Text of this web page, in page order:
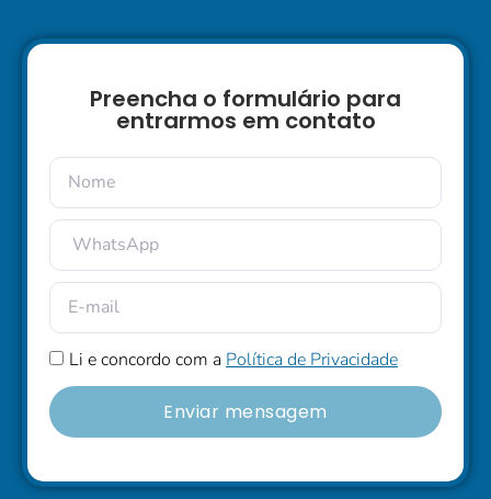
Preencha o formulário para
entrarmos em contato
Li e concordo com a Política de Privacidade
Enviar mensagem